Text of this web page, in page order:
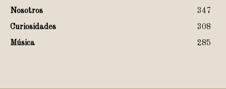
Nosotros
347
Curiosidades
308
Música
285